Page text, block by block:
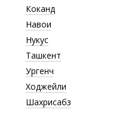
Коканд
Навои
Нукус
Ташкент
Ургенч
Ходжейли
Шахрисабз